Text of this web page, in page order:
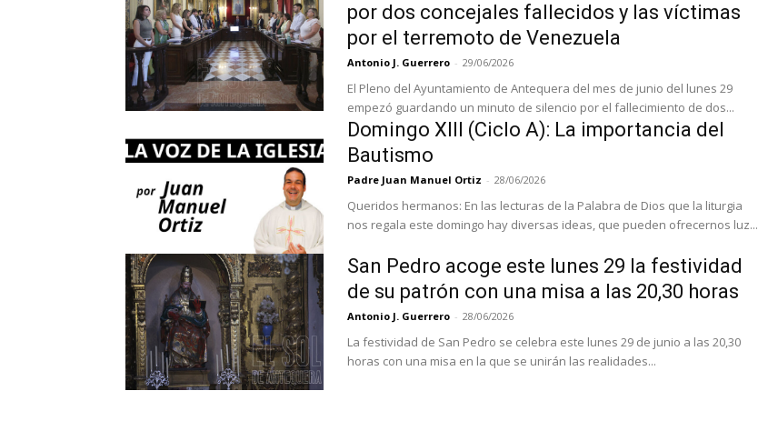
por dos concejales fallecidos y las víctimas
por el terremoto de Venezuela
Antonio J. Guerrero - 29/06/2026
El Pleno del Ayuntamiento de Antequera del mes de junio del lunes 29
empezó guardando un minuto de silencio por el fallecimiento de dos...
Domingo XIII (Ciclo A): La importancia del
Bautismo
Padre Juan Manuel Ortiz - 28/06/2026
Queridos hermanos: En las lecturas de la Palabra de Dios que la liturgia
nos regala este domingo hay diversas ideas, que pueden ofrecernos luz...
San Pedro acoge este lunes 29 la festividad
de su patrón con una misa a las 20,30 horas
Antonio J. Guerrero - 28/06/2026
La festividad de San Pedro se celebra este lunes 29 de junio a las 20,30
horas con una misa en la que se unirán las realidades...